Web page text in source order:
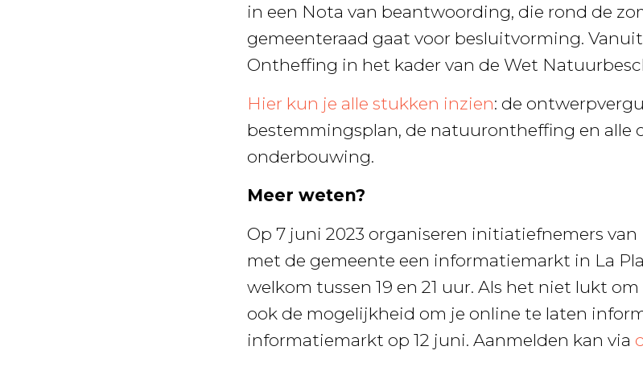
in een Nota van beantwoording, die rond de
gemeenteraad gaat voor besluitvorming.
Ontheffing in het kader van de Wet
Hier kun je alle stukken inzien: de
bestemmingsplan, de natuurontheffing en alle
onderbouwing.
Meer weten?
Op 7 juni 2023 organiseren initiatiefnemers van
met de gemeente een informatiemarkt in La
welkom tussen 19 en 21 uur. Als het niet lukt
ook de mogelijkheid om je online te laten
informatiemarkt op 12 juni. Aanmelden kan via